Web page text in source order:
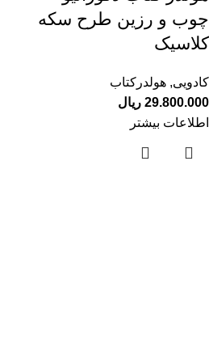
چوب و رزین طرح سکه
کلاسیک
کادویی, هولدرکتاب
29.800.000 ریال
اطلاعات بیشتر